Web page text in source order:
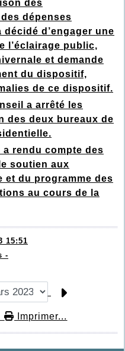
des
dépenses
d’engager une
l’éclairage public,
et demande
du dispositif,
de ce dispositif.
a arrêté les
des deux bureaux de
rendu compte des
soutien aux
et du programme des
au cours de la
15:51
-
Imprimer...